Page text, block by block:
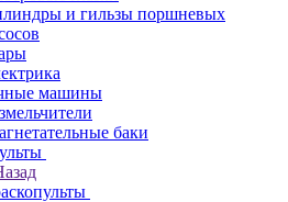
и гильзы поршневых
машины
баки